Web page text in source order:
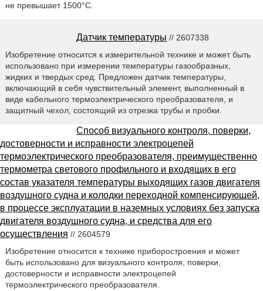
не превышает 1500°C.
Датчик температуры // 2607338
Изобретение относится к измерительной технике и может быть
использовано при измерении температуры газообразных,
жидких и твердых сред. Предложен датчик температуры,
включающий в себя чувствительный элемент, выполненный в
виде кабельного термоэлектрического преобразователя, и
защитный чехол, состоящий из отрезка трубы и пробки.
Способ визуального контроля, поверки,
достоверности и исправности электроцепей
термоэлектрического преобразователя, преимущественно
термометра светового профильного и входящих в его
состав указателя температуры выходящих газов двигателя
воздушного судна и колодки переходной компенсирующей,
в процессе эксплуатации в наземных условиях без запуска
двигателя воздушного судна, и средства для его
осуществления // 2604579
Изобретение относится к технике приборостроения и может
быть использовано для визуального контроля, поверки,
достоверности и исправности электроцепей
термоэлектрического преобразователя.